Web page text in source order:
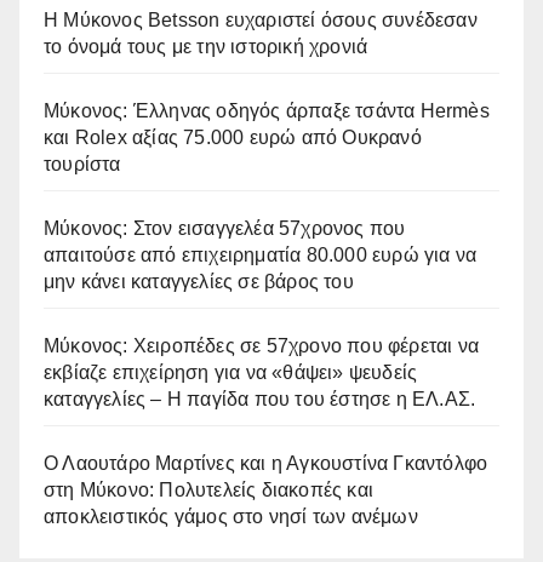
Η Μύκονος Betsson ευχαριστεί όσους συνέδεσαν
το όνομά τους με την ιστορική χρονιά
Μύκονος: Έλληνας οδηγός άρπαξε τσάντα Hermès
και Rolex αξίας 75.000 ευρώ από Ουκρανό
τουρίστα
Μύκονος: Στον εισαγγελέα 57χρονος που
απαιτούσε από επιχειρηματία 80.000 ευρώ για να
μην κάνει καταγγελίες σε βάρος του
Μύκονος: Χειροπέδες σε 57χρονο που φέρεται να
εκβίαζε επιχείρηση για να «θάψει» ψευδείς
καταγγελίες – Η παγίδα που του έστησε η ΕΛ.ΑΣ.
Ο Λαουτάρο Μαρτίνες και η Αγκουστίνα Γκαντόλφο
στη Μύκονο: Πολυτελείς διακοπές και
αποκλειστικός γάμος στο νησί των ανέμων